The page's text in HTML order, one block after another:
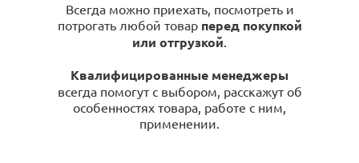
Всегда можно приехать, посмотреть и
потрогать любой товар перед покупкой
или отгрузкой.
Квалифицированные менеджеры
всегда помогут с выбором, расскажут об
особенностях товара, работе с ним,
применении.